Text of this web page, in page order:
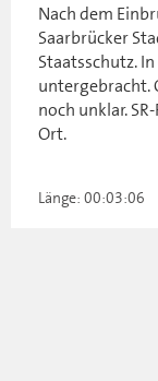
Nach dem
Saarbrücker
Staatsschutz.
untergebracht.
noch unklar.
Ort.
Länge: 00:03:06